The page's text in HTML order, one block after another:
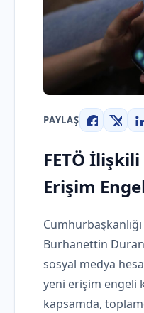
PAYLAŞ
Facebook
X
FETÖ
Erişim
Burhanettin
sosyal medya
yeni erişim engeli
kapsamda,